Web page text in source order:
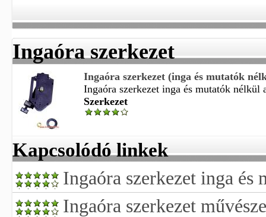
Ingaóra szerkezet
Ingaóra szerkezet (inga és mutatók
Ingaóra szerkezet inga és mutatók nélkül
Szerkezet
Kapcsolódó linkek
Ingaóra szerkezet inga és
Ingaóra szerkezet